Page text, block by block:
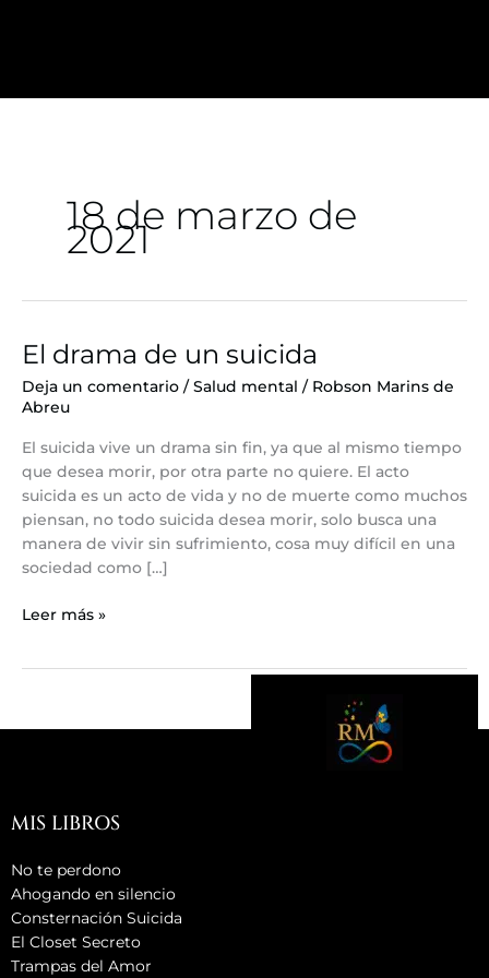
18 de marzo de
2021
El drama de un suicida
Deja un comentario / Salud mental / Robson Marins de
Abreu
El suicida vive un drama sin fin, ya que al mismo tiempo
que desea morir, por otra parte no quiere. El acto
suicida es un acto de vida y no de muerte como muchos
piensan, no todo suicida desea morir, solo busca una
manera de vivir sin sufrimiento, cosa muy difícil en una
sociedad como […]
El
de
suicida
Leer más »
MIS LIBROS
No te perdono
Ahogando en silencio
Consternación Suicida
El Closet Secreto
Trampas del Amor